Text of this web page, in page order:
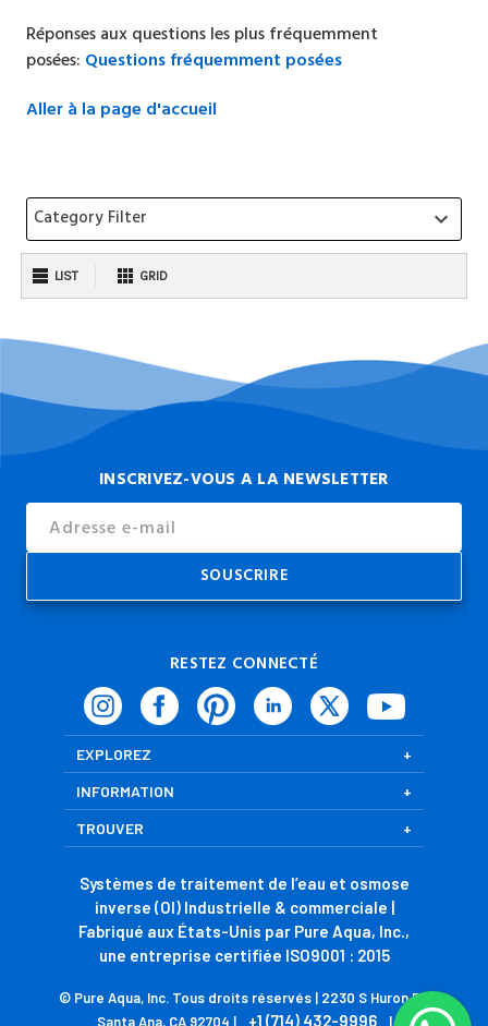
Réponses aux questions les plus fréquemment
posées: Questions fréquemment posées
Aller à la page d'accueil
Category Filter keyboard_arrow_down
LIST GRID
INSCRIVEZ-VOUS A LA NEWSLETTER
Address
RESTEZ CONNECTÉ
EXPLOREZ
INFORMATION
TROUVER
Systèmes de traitement de l’eau et osmose
inverse (OI) Industrielle & commerciale |
Fabriqué aux États-Unis par Pure Aqua, Inc.,
une entreprise certifiée ISO9001 : 2015
© Pure Aqua, Inc. Tous droits réservés | 2230 S Huron Dr,
Santa Ana, CA 92704 |
+1 (714) 432-9996 |